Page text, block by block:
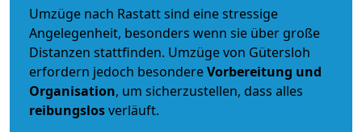
Umzüge nach Rastatt sind eine stressige
Angelegenheit, besonders wenn sie über große
Distanzen stattfinden. Umzüge von Gütersloh
erfordern jedoch besondereVorbereitung und
Organisation, um sicherzustellen, dass alles
reibungslosverläuft.